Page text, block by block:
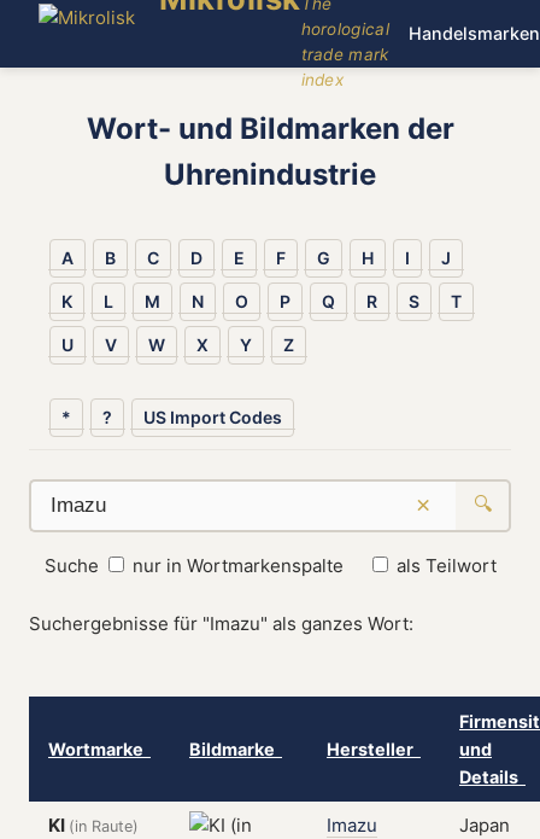
horological
trade mark
index
Handelsmarken
Wort- und Bildmarken der
Uhrenindustrie
A B C D E F G H I J
K L M N O P Q R S T
U V W X Y Z
* ? US Import Codes
× 🔍
Suche nur in Wortmarkenspalte als Teilwort
Suchergebnisse für "Imazu" als ganzes Wort:
Wortmarke Bildmarke Hersteller
und
Details
KI (in Raute) Imazu Japan